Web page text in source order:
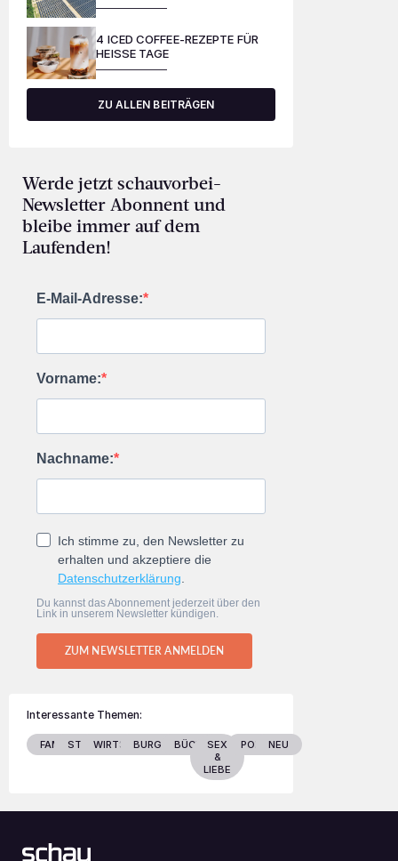
4 ICED COFFEE-REZEPTE FÜR
HEISSE TAGE
ZU ALLEN BEITRÄGEN
Werde jetzt schauvorbei-
Newsletter Abonnent und
bleibe immer auf dem
Laufenden!
E-Mail-Adresse:
Vorname:
Nachname:
Ich stimme zu, den Newsletter zu
erhalten und akzeptiere die
Datenschutzerklärung
Du kannst das Abonnement jederzeit über den
Link in unserem Newsletter kündigen.
ZUM NEWSLETTER ANMELDEN
Interessante Themen:
FAMILIESTARSWIRTSCHAFTBURGENLANDBÜCHERSEX
&
LIEBE
POLITIKNEU